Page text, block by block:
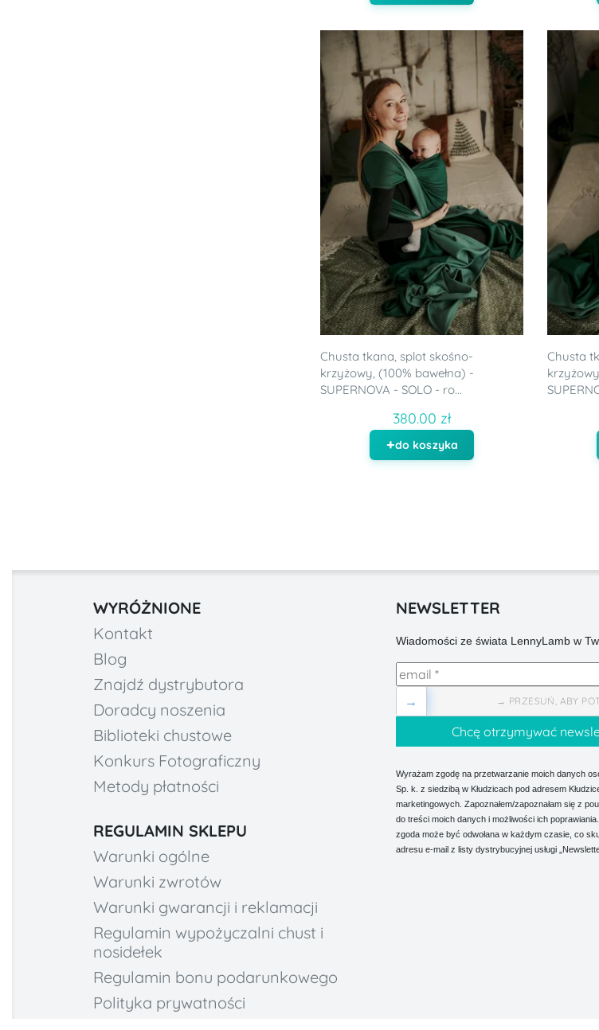
Chusta tkana, splot skośno-
krzyżowy, (100% bawełna) -
SUPERNOVA - SOLO - ro...
380.00 zł
do koszyka
Chusta
WYRÓŻNIONE
Kontakt
Blog
Znajdź dystrybutora
Doradcy noszenia
Biblioteki chustowe
Konkurs Fotograficzny
Metody płatności
REGULAMIN SKLEPU
Warunki ogólne
Warunki zwrotów
Warunki gwarancji i reklamacji
Regulamin wypożyczalni chust i
nosidełek
Regulamin bonu podarunkowego
Polityka prywatności
NEWSLETTER
Wiadomości ze świata LennyLamb w
→ PRZESUŃ, ABY
→
Wyrażam zgodę na przetwarzanie moich danych
Sp. k. z siedzibą w Kłudzicach pod adresem
marketingowych. Zapoznałem/zapoznałam się z
do treści moich danych i możliwości ich
zgoda może być odwołana w każdym czasie, co
adresu e-mail z listy dystrybucyjnej usługi